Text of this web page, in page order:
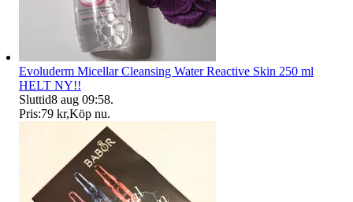
Evoluderm Micellar Cleansing Water Reactive Skin 250 ml
HELT NY!!
Sluttid8 aug 09:58.
Pris:79 kr,Köp nu.